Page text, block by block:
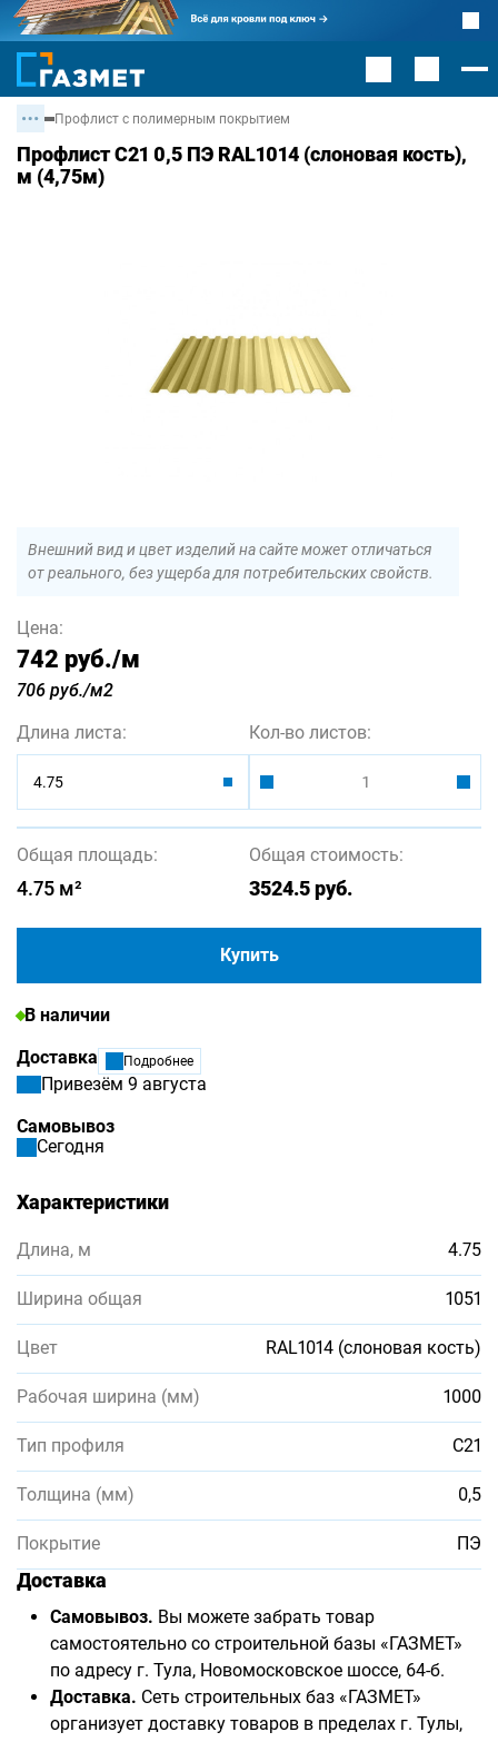
Профлист с полимерным покрытием
Профлист С21 0,5 ПЭ RAL1014 (слоновая кость),
м (4,75м)
Внешний вид и цвет изделий на сайте может отличаться
от реального, без ущерба для потребительских свойств.
Цена:
742 руб./м
706 руб./м2
Длина листа:
4.75
Кол-во листов:
Общая площадь:
4.75 м²
Общая стоимость:
3524.5руб.
Купить
В наличии
Доставка
Подробнее
Привезём 9 августа
Самовывоз
Сегодня
Характеристики
Длина, м 4.75
Ширина общая 1051
Цвет RAL1014 (слоновая кость)
Рабочая ширина (мм) 1000
Тип профиля С21
Толщина (мм) 0,5
Покрытие ПЭ
Доставка
Самовывоз. Вы можете забрать товар
самостоятельно со строительной базы «ГАЗМЕТ»
по адресу г. Тула, Новомосковское шоссе, 64-б.
Доставка. Сеть строительных баз «ГАЗМЕТ»
организует доставку товаров в пределах г. Тулы,